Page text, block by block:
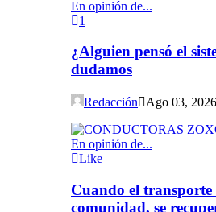
En opinión de...
1
¿Alguien pensó el
dudamos
Redacción Ago 03, 2026
En opinión de...
Like
Cuando el transporte
comunidad, se